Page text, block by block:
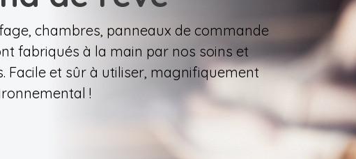
chambres, panneaux de commande
fabriqués à la main par nos soins et
Facile et sûr à utiliser, magnifiquement
!